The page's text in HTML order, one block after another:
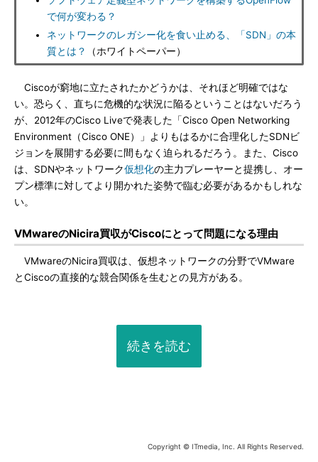
で何が変わる？
ネットワークのレガシー化を食い止める、「SDN」の本
質とは？
（ホワイトペーパー）
Ciscoが窮地に立たされたかどうかは、それほど明確ではな
い。恐らく、直ちに危機的な状況に陥るということはないだろう
が、2012年のCisco Liveで発表した「Cisco Open Networking
Environment（Cisco ONE）」よりもはるかに合理化したSDNビ
ジョンを展開する必要に間もなく迫られるだろう。また、Cisco
は、SDNやネットワーク仮想化の主力プレーヤーと提携し、オー
プン標準に対してより開かれた姿勢で臨む必要があるかもしれな
い。
VMwareのNicira買収がCiscoにとって問題になる理由
VMwareのNicira買収は、仮想ネットワークの分野でVMware
とCiscoの直接的な競合関係を生むとの見方がある。
続きを読む
Copyright © ITmedia, Inc. All Rights Reserved.